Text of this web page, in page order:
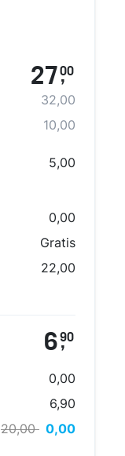
27,
00
32,00
10,00
5,00
0,00
Gratis
22,00
6,
90
0,00
6,90
20,00 0,00